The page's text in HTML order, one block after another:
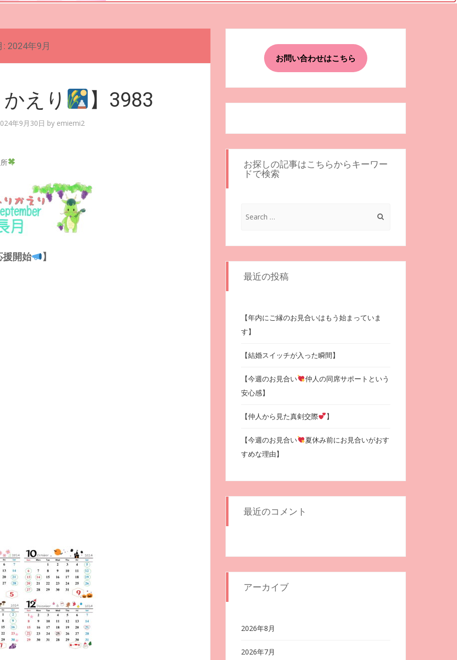
: 2024年9月
かえり 】3983
年9月30日 by emiemi2
援開始 】
お問い合わせはこちら
お探しの記事はこちらからキーワー
ドで検索
最近の投稿
【年内にご縁のお見合いはもう始まっていま
す】
【結婚スイッチが入った瞬間】
【今週のお見合い
仲人の同席サポートという
安心感】
【仲人から見た真剣交際 】
【今週のお見合い
夏休み前にお見合いがおす
すめな理由】
最近のコメント
アーカイブ
2026年8月
2026年7月